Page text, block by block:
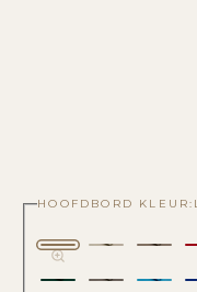
HOOFDBORD KLEUR: